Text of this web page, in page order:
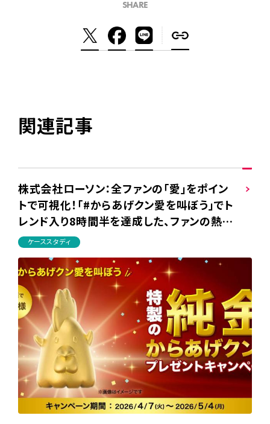
SHARE
関連記事
株式会社ローソン：全ファンの「愛」をポイン
トで可視化！「#からあげクン愛を叫ぼう」でト
レンド入り8時間半を達成した、ファンの熱量
を高めるエンゲージポイント施策
ケーススタディ